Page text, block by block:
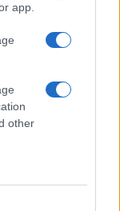
app.
other